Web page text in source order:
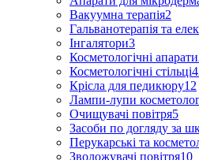
Вакуумна терапія2
Гальванотерапія та
Інгалятори3
Косметологічні апарати
Косметологічні стільці
Крісла для педикюру12
Лампи-лупи
Очищувачі повітря5
Засоби по догляду за
Перукарські та
Зволожувачі повітря10